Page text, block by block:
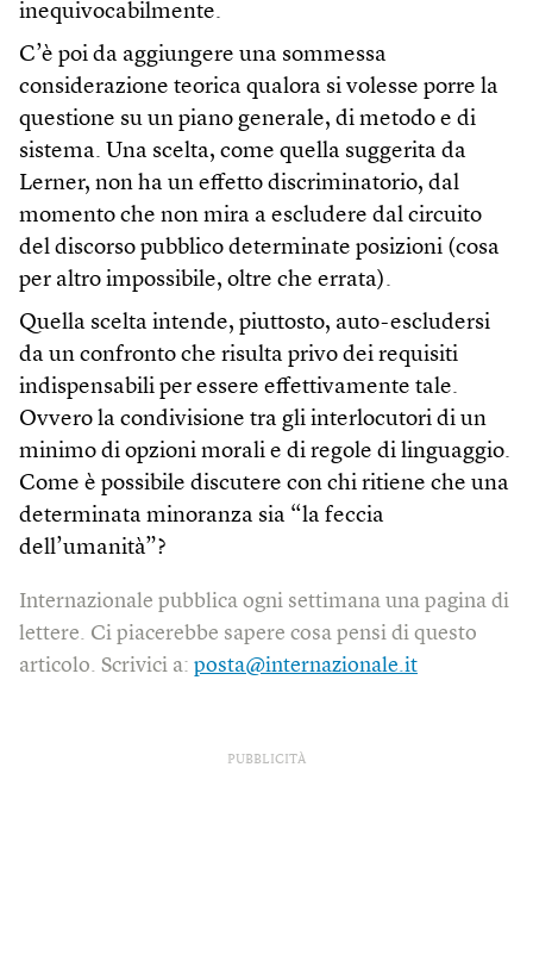
inequivocabilmente.
C’è poi da aggiungere una sommessa
considerazione teorica qualora si volesse porre la
questione su un piano generale, di metodo e di
sistema. Una scelta, come quella suggerita da
Lerner, non ha un effetto discriminatorio, dal
momento che non mira a escludere dal circuito
del discorso pubblico determinate posizioni (cosa
per altro impossibile, oltre che errata).
Quella scelta intende, piuttosto, auto-escludersi
da un confronto che risulta privo dei requisiti
indispensabili per essere effettivamente tale.
Ovvero la condivisione tra gli interlocutori di un
minimo di opzioni morali e di regole di linguaggio.
Come è possibile discutere con chi ritiene che una
determinata minoranza sia “la feccia
dell’umanità”?
Internazionale pubblica ogni settimana una pagina di
lettere. Ci piacerebbe sapere cosa pensi di questo
articolo. Scrivici a: posta@internazionale.it
PUBBLICITÀ